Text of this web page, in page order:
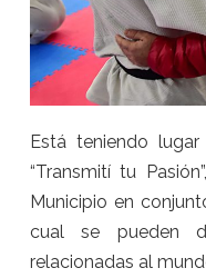
Está teniendo
“Transmití tu
Municipio en
cual se pueden
relacionadas al